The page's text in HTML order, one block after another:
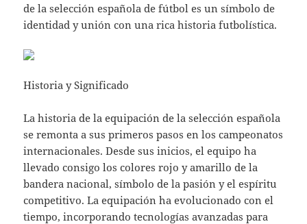
de la selección española de fútbol es un símbolo de
identidad y unión con una rica historia futbolística.
Historia y Significado
La historia de la equipación de la selección española
se remonta a sus primeros pasos en los campeonatos
internacionales. Desde sus inicios, el equipo ha
llevado consigo los colores rojo y amarillo de la
bandera nacional, símbolo de la pasión y el espíritu
competitivo. La equipación ha evolucionado con el
tiempo, incorporando tecnologías avanzadas para